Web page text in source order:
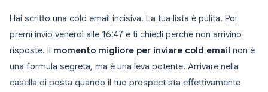
Hai scritto una cold email incisiva. La tua lista è pulita. Poi
premi invio venerdì alle 16:47 e ti chiedi perché non arrivino
risposte. Il momento migliore per inviare cold email non è
una formula segreta, ma è una leva potente. Arrivare nella
casella di posta quando il tuo prospect sta effettivamente